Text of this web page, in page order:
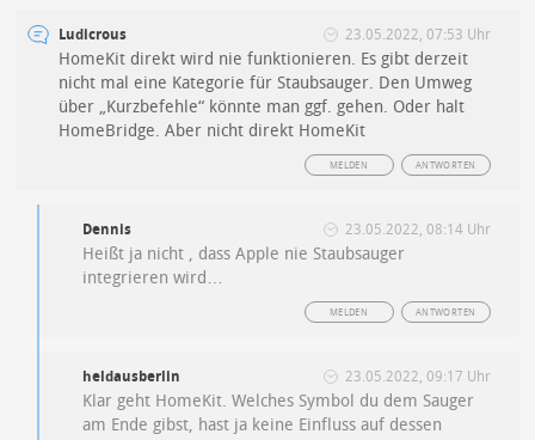
Ludicrous 23.05.2022, 07:53 Uhr
HomeKit direkt wird nie funktionieren. Es gibt derzeit
nicht mal eine Kategorie für Staubsauger. Den Umweg
über „Kurzbefehle“ könnte man ggf. gehen. Oder halt
HomeBridge. Aber nicht direkt HomeKit
ANTWORTEN
MELDEN
Dennis 23.05.2022, 08:14 Uhr
Heißt ja nicht , dass Apple nie Staubsauger
integrieren wird…
ANTWORTEN
MELDEN
heldausberlin 23.05.2022, 09:17 Uhr
Klar geht HomeKit. Welches Symbol du dem Sauger
am Ende gibst, hast ja keine Einfluss auf dessen